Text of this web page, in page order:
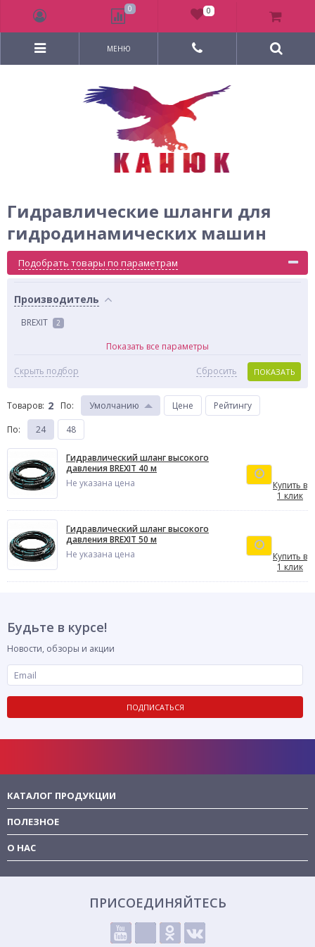
МЕНЮ
Гидравлические шланги для
гидродинамических машин
Подобрать товары по параметрам
Производитель
BREXIT 2
Показать все параметры
Скрыть подбор ПОКАЗАТЬ
Сбросить
Товаров: 2 По: Умолчанию Цене
Рейтингу
По: 24 48
Гидравлический шланг высокого
давления BREXIT 40 м
Не указана цена
Купить в
1 клик
Гидравлический шланг высокого
давления BREXIT 50 м
Не указана цена
Купить в
1 клик
Будьте в курсе!
Новости, обзоры и акции
ПОДПИСАТЬСЯ
КАТАЛОГ ПРОДУКЦИИ
ПОЛЕЗНОЕ
О НАС
ПРИСОЕДИНЯЙТЕСЬ
0 0